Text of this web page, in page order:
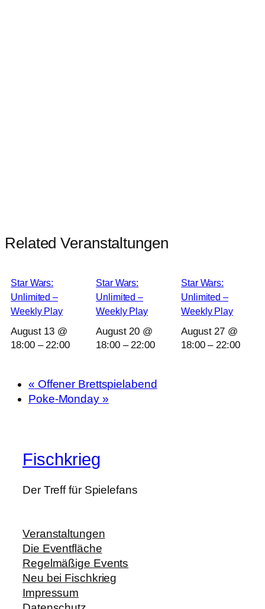
Related Veranstaltungen
Star Wars:
Unlimited –
Weekly Play
August 13 @
18:00–22:00
Star Wars:
Unlimited –
Weekly Play
August 20 @
18:00–22:00
Star Wars:
Unlimited –
Weekly Play
August 27 @
18:00–22:00
« Offener Brettspielabend
Poke-Monday »
Fischkrieg
Der Treff für Spielefans
Veranstaltungen
Die Eventfläche
Regelmäßige Events
Neu bei Fischkrieg
Impressum